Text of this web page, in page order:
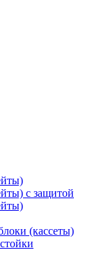
с защитой
(кассеты)